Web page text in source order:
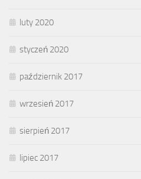
luty 2020
styczeń 2020
październik 2017
wrzesień 2017
sierpień 2017
lipiec 2017